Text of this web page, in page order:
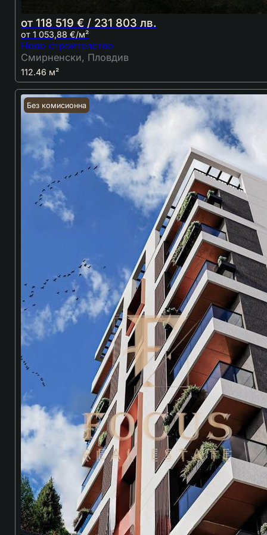
от 118 519 € / 231 803 лв.
от 1 053,88 €/м²
Ново строителство
Смирненски, Пловдив
112.46 м²
Без комисионна